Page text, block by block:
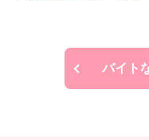
バイト